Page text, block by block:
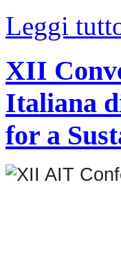
Leggi
XII
Italiana
for a